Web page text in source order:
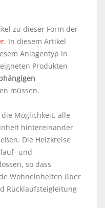
zu dieser Form der
. In diesem Artikel
Anlagentyp in
Produkten
müssen.
Möglichkeit, alle
hintereinander
Die Heizkreise
und
so dass
Wohneinheiten über
Rücklaufsteigleitung